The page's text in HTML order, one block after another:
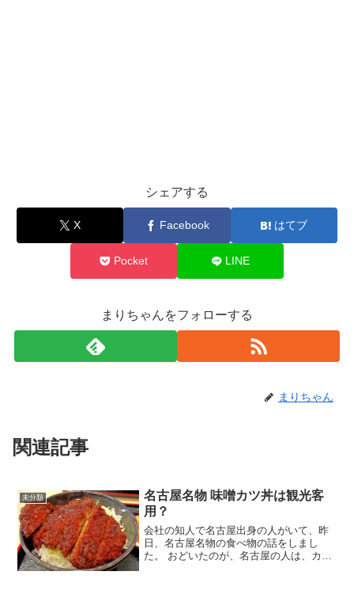
シェアする
X Facebook はてブ
Pocket LINE
まりちゃんをフォローする
まりちゃん
関連記事
未分類
名古屋名物 味噌カツ丼は観光客
用？
会社の知人で名古屋出身の人がいて、昨
日、名古屋名物の食べ物の話をしまし
た。 おどいたのが、名古屋の人は、カツ